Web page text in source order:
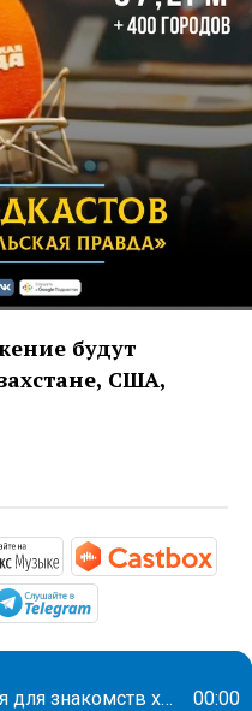
будут
США,
ru/
https://
open.spotify.com/
Российские приложения для знакомств хотят захватить иностранные рынки 00:00